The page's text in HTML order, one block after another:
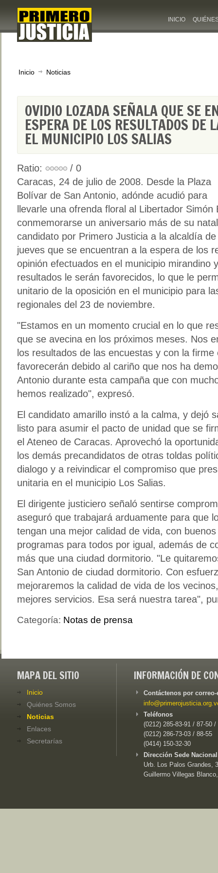
INICIO
Inicio Noticias
OVIDIO LOZADA SEÑALA QUE SE
ESPERA DE LOS RESULTADOS DE
EL MUNICIPIO LOS SALIAS
Ratio:
/ 0
Caracas, 24 de julio de 2008. Desde la Plaza
Bolívar de San Antonio, adónde acudió para
llevarle una ofrenda floral al Libertador
conmemorarse un aniversario más de su
candidato por Primero Justicia a la alcaldía
jueves que se encuentran a la espera de los
opinión efectuados en el municipio mirandino
resultados le serán favorecidos, lo que le
unitario de la oposición en el municipio para
regionales del 23 de noviembre.
Estamos en un momento crucial en lo que
que se avecina en los próximos meses. Nos
los resultados de las encuestas y con la
favorecerán debido al cariño que nos ha
Antonio durante esta campaña que con
hemos realizado , expresó.
El candidato amarillo instó a la calma, y dejó
listo para asumir el pacto de unidad que se
el Ateneo de Caracas. Aprovechó la
los demás precandidatos de otras toldas
dialogo y a reivindicar el compromiso que
unitaria en el municipio Los Salias.
El dirigente justiciero señaló sentirse
aseguró que trabajará arduamente para que
tengan una mejor calidad de vida, con
programas para todos por igual, además de
más que una ciudad dormitorio. "Le
San Antonio de ciudad dormitorio. Con
mejoraremos la calidad de vida de los
mejores servicios. Esa será nuestra tarea",
Categoría: Notas de prensa
MAPA DEL SITIO
Inicio
Quiénes Somos
Noticias
Enlaces
Secretarías
INFORMACIÓN DE
Contáctenos por
Teléfonos
(0212) 285-83-91 / 87-50 /
(0212) 286-73-03 / 88-55
(0414) 150-32-30
Dirección Sede
Urb. Los Palos Grandes,
Guillermo Villegas